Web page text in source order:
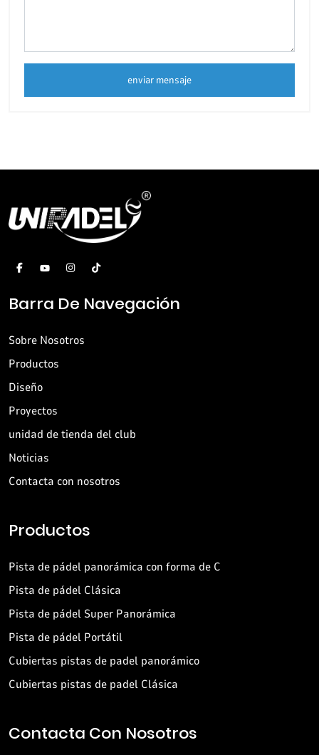
enviar mensaje
Barra De Navegación
Sobre Nosotros
Productos
Diseño
Proyectos
unidad de tienda del club
Noticias
Contacta con nosotros
Productos
Pista de pádel panorámica con forma de C
Pista de pádel Clásica
Pista de pádel Super Panorámica
Pista de pádel Portátil
Cubiertas pistas de padel panorámico
Cubiertas pistas de padel Clásica
Contacta Con Nosotros